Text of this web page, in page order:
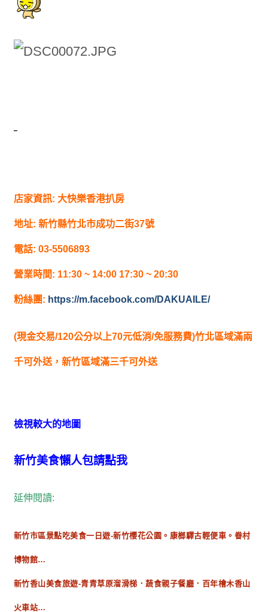
店家資訊: 大快樂香港扒房
地址: 新竹縣竹北市成功二街37號
電話: 03-5506893
營業時間: 11:30 ~ 14:00 17:30 ~ 20:30
粉絲團: https://m.facebook.com/DAKUAILE/
(現金交易/120公分以上70元低消/免服務費)竹北區域滿兩
千可外送，新竹區域滿三千可外送
檢視較大的地圖
新竹美食懶人包請點我
延伸閱讀:
新竹市區景點吃美食一日遊-新竹櫻花公園。康榔驛古輕便車。眷村
博物館…
新竹香山美食旅遊-青青草原溜滑梯．蔬食親子餐廳．百年檜木香山
火車站…